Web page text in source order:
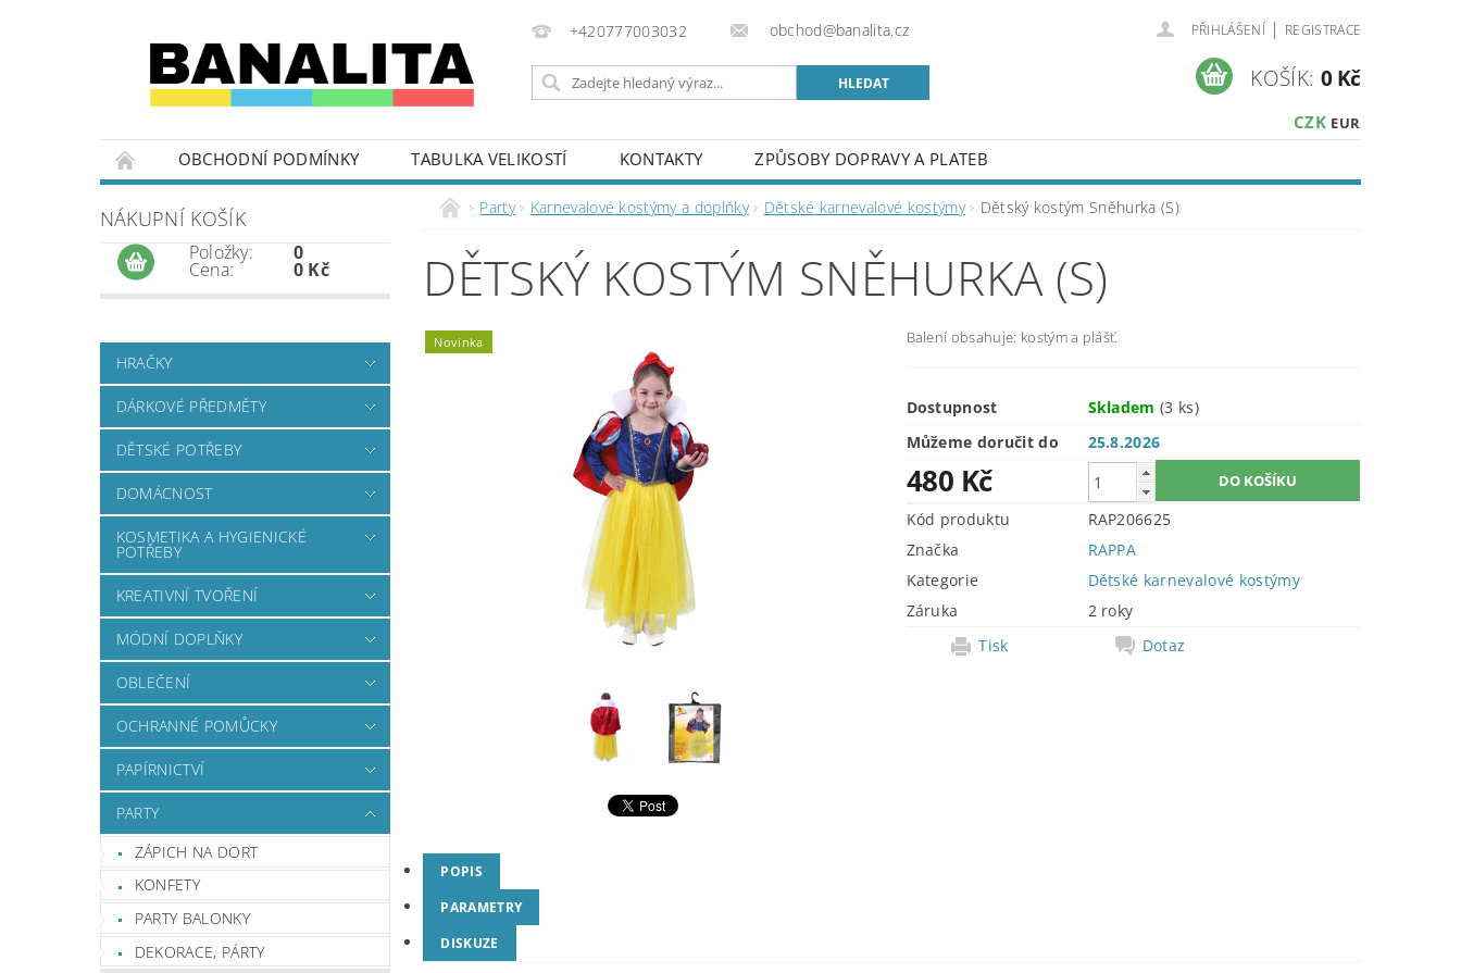
+420777003032 obchod@banalita.cz PŘIHLÁŠENÍ | REGISTRACE
CZK EUR
KOŠÍK: 0 Kč
OBCHODNÍ PODMÍNKY TABULKA VELIKOSTÍ KONTAKTY ZPŮSOBY DOPRAVY A PLATEB
NÁKUPNÍ KOŠÍK
Položky:
Cena:
0
0 Kč
HRAČKY
DÁRKOVÉ PŘEDMĚTY
DĚTSKÉ POTŘEBY
DOMÁCNOST
KOSMETIKA A HYGIENICKÉ
POTŘEBY
KREATIVNÍ TVOŘENÍ
MÓDNÍ DOPLŇKY
OBLEČENÍ
OCHRANNÉ POMŮCKY
PAPÍRNICTVÍ
PARTY
ZÁPICH NA DORT
KONFETY
PARTY BALONKY
DEKORACE, PÁRTY
Party Karnevalové kostýmy a doplňky Dětské karnevalové kostýmy Dětský kostým Sněhurka (S)
DĚTSKÝ KOSTÝM SNĚHURKA (S)
Novinka Balení obsahuje: kostým a plášť.
Dostupnost Skladem(3 ks)
Můžeme doručit do
25.8.2026
480 Kč
Kód produktu
RAP206625
Značka
RAPPA
Kategorie
Dětské karnevalové kostýmy
Záruka
2 roky
Tisk
Dotaz
POPIS
PARAMETRY
DISKUZE